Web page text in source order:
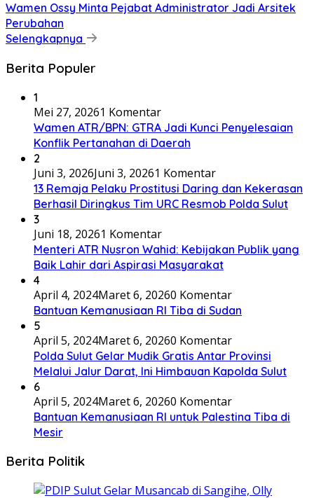
Wamen Ossy Minta Pejabat Administrator Jadi Arsitek
Perubahan
Selengkapnya
Berita Populer
1
Mei 27, 20261 Komentar
Wamen ATR/BPN: GTRA Jadi Kunci Penyelesaian
Konflik Pertanahan di Daerah
2
Juni 3, 2026Juni 3, 20261 Komentar
13 Remaja Pelaku Prostitusi Daring dan Kekerasan
Berhasil Diringkus Tim URC Resmob Polda Sulut
3
Juni 18, 20261 Komentar
Menteri ATR Nusron Wahid: Kebijakan Publik yang
Baik Lahir dari Aspirasi Masyarakat
4
April 4, 2024Maret 6, 20260 Komentar
Bantuan Kemanusiaan RI Tiba di Sudan
5
April 5, 2024Maret 6, 20260 Komentar
Polda Sulut Gelar Mudik Gratis Antar Provinsi
Melalui Jalur Darat, Ini Himbauan Kapolda Sulut
6
April 5, 2024Maret 6, 20260 Komentar
Bantuan Kemanusiaan RI untuk Palestina Tiba di
Mesir
Berita Politik